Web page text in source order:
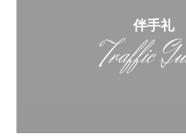
伴手礼
Traffic